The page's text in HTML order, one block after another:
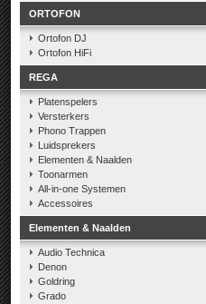
ORTOFON
Ortofon DJ
Ortofon HiFi
REGA
Platenspelers
Versterkers
Phono Trappen
Luidsprekers
Elementen & Naalden
Toonarmen
All-in-one Systemen
Accessoires
Elementen & Naalden
Audio Technica
Denon
Goldring
Grado